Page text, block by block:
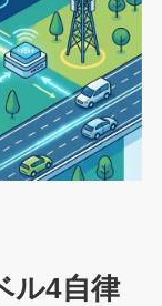
ル4自律